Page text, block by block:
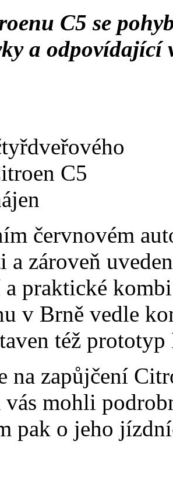
C5 se
a odpovídající
červnovém
a zároveň
a praktické
v Brně vedle
též
na zapůjčení
vás mohli
pak o jeho